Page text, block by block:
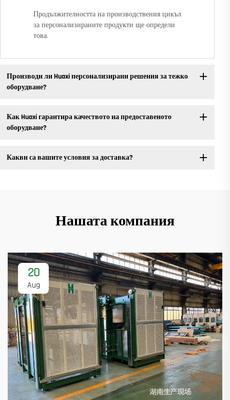
Продължителността на производствения цикъл
за персонализираните продукти ще определи
това.
Производи ли Huaxi персонализирани решения за тежко
оборудване?
Как Huaxi гарантира качеството на предоставеното
оборудване?
Какви са вашите условия за доставка?
Нашата компания
20
Aug